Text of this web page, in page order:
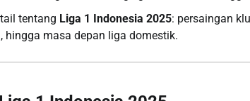
tentang Liga 1 Indonesia 2025: persaingan
hingga masa depan liga domestik.